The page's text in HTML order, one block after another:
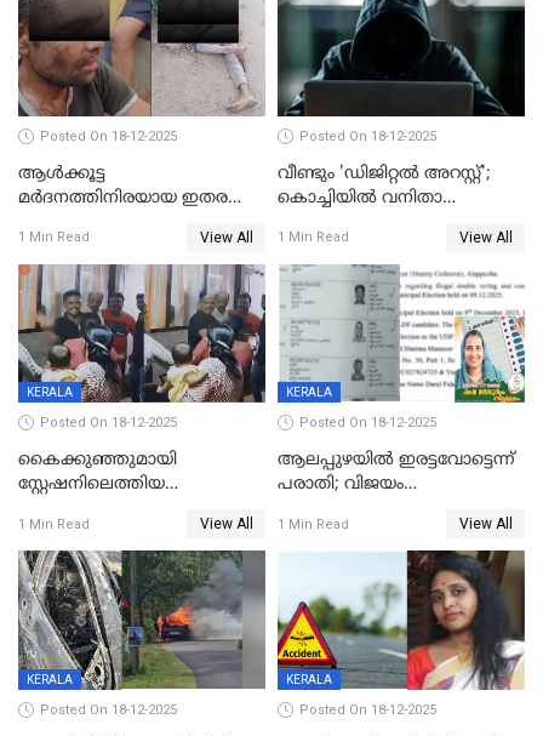
Posted On 18-12-2025
ആൾക്കൂട്ട
മർദനത്തിനിരയായ ഇതര
നടുക്കുന്ന സംഭവം
വാളയാറിൽ
1 Min Read View All
Posted On 18-12-2025
വീണ്ടും 'ഡിജിറ്റല്‍ അറസ്റ്റ്';
കൊച്ചിയില്‍ വനിതാ
കോടി രൂപ
1 Min Read View All
KERALA
Posted On 18-12-2025
കൈക്കുഞ്ഞുമായി
സ്റ്റേഷനിലെത്തിയ
കരണത്തടിച്ചു; CC ടിവി
ദൃശ്യങ്ങൾ പുറത്ത്
1 Min Read View All
KERALA
Posted On 18-12-2025
ആലപ്പുഴയിൽ ഇരട്ടവോട്ടെന്ന്
പരാതി; വിജയം
വാർഡിലെ എൽഡിഎഫ്
സ്ഥാനാർത്ഥി
1 Min Read View All
KERALA
Posted On 18-12-2025
KERALA
Posted On 18-12-2025